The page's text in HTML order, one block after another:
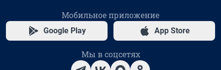
Мобильное приложение
Google Play App Store
Мы в соцсетях